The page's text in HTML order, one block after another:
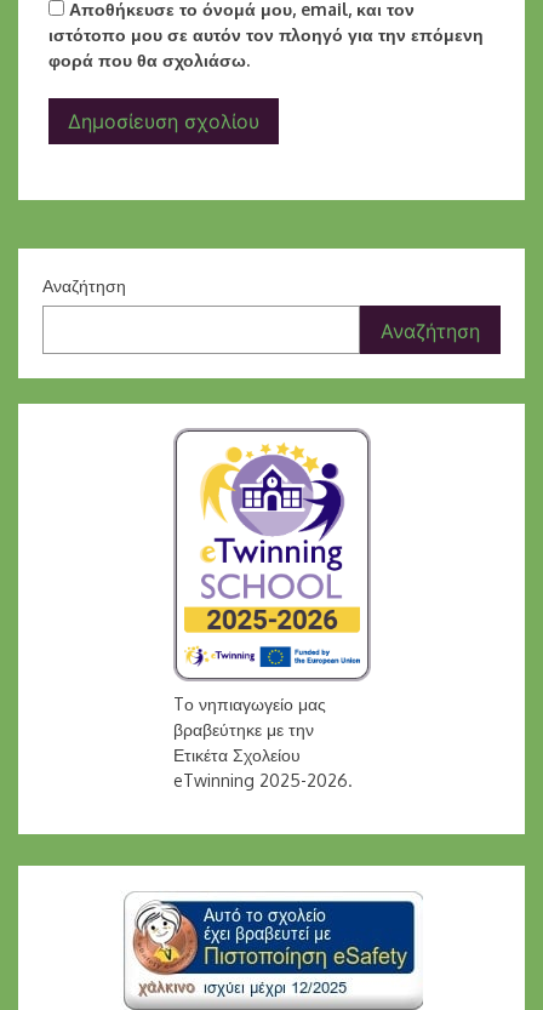
Αποθήκευσε το όνομά μου, email, και τον
ιστότοπο μου σε αυτόν τον πλοηγό για την επόμενη
φορά που θα σχολιάσω.
Αναζήτηση
Αναζήτηση
Tο νηπιαγωγείο μας
βραβεύτηκε με την
Ετικέτα Σχολείου
eTwinning 2025-2026.